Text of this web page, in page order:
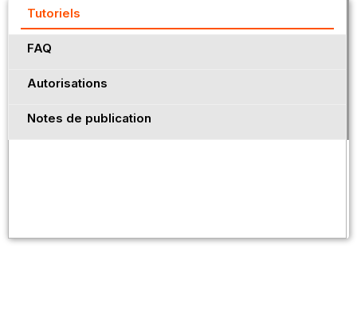
Tutoriels
FAQ
Autorisations
Notes de publication